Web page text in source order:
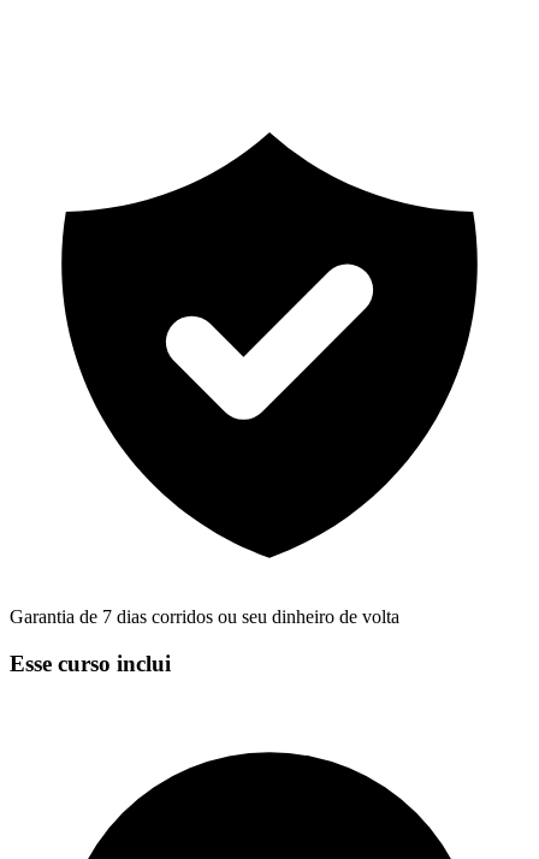
Garantia de 7 dias corridos ou seu dinheiro de volta
Esse curso inclui